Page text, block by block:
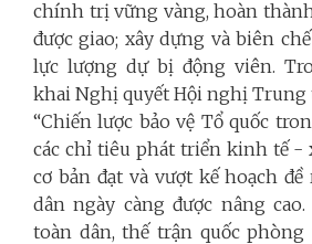
chính trị vững vàng, hoàn
được giao; xây dựng và biên
lực lượng dự bị động viên.
khai Nghị quyết Hội nghị Trung
“Chiến lược bảo vệ Tổ quốc
các chỉ tiêu phát triển kinh tế -
cơ bản đạt và vượt kế hoạch
dân ngày càng được nâng
toàn dân, thế trận quốc